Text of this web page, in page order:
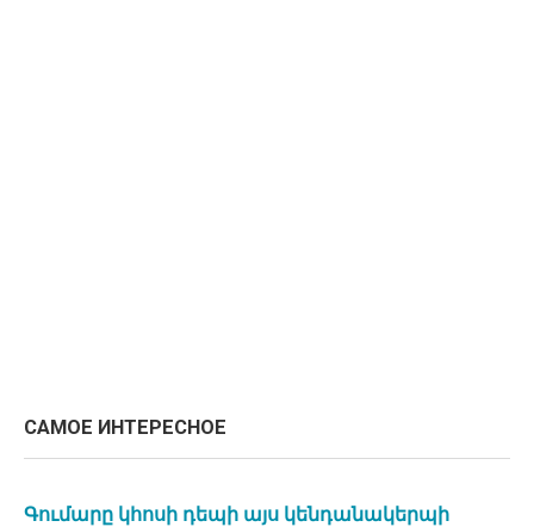
САМОЕ ИНТЕРЕСНОЕ
Գումարը կհոսի դեպի այս կենդանակերպի